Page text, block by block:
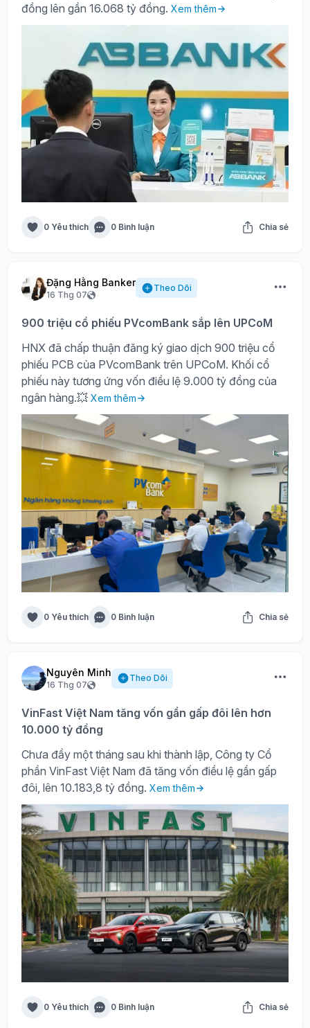
đồng lên gần 16.068 tỷ đồng. Xem thêm
0 Yêu thích 0 Bình luận Chia sẻ
Đặng Hằng Banker
16 Thg 07
Theo Dõi
900 triệu cổ phiếu PVcomBank sắp lên UPCoM
HNX đã chấp thuận đăng ký giao dịch 900 triệu cổ
phiếu PCB của PVcomBank trên UPCoM. Khối cổ
phiếu này tương ứng vốn điều lệ 9.000 tỷ đồng của
ngân hàng.💥 Xem thêm
0 Yêu thích 0 Bình luận Chia sẻ
Nguyên Minh
16 Thg 07
Theo Dõi
VinFast Việt Nam tăng vốn gần gấp đôi lên hơn
10.000 tỷ đồng
Chưa đầy một tháng sau khi thành lập, Công ty Cổ
phần VinFast Việt Nam đã tăng vốn điều lệ gần gấp
đôi, lên 10.183,8 tỷ đồng. Xem thêm
0 Yêu thích 0 Bình luận Chia sẻ